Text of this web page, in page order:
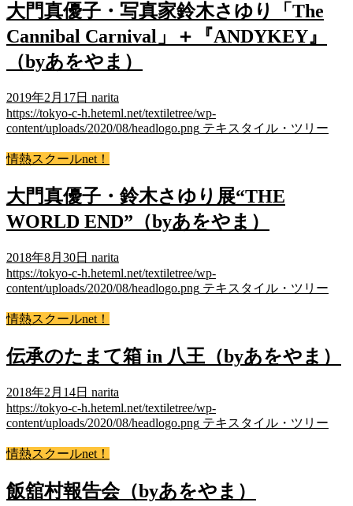
大門真優子・写真家鈴木さゆり「The
Cannibal Carnival」＋『ANDYKEY』
（byあをやま）
2019年2月17日 narita
https://tokyo-c-h.heteml.net/textiletree/wp-
content/uploads/2020/08/headlogo.png テキスタイル・ツリー
情熱スクールnet！
大門真優子・鈴木さゆり展“THE
WORLD END”（byあをやま）
2018年8月30日 narita
https://tokyo-c-h.heteml.net/textiletree/wp-
content/uploads/2020/08/headlogo.png テキスタイル・ツリー
情熱スクールnet！
伝承のたまて箱 in 八王（byあをやま）
2018年2月14日 narita
https://tokyo-c-h.heteml.net/textiletree/wp-
content/uploads/2020/08/headlogo.png テキスタイル・ツリー
情熱スクールnet！
飯舘村報告会（byあをやま）